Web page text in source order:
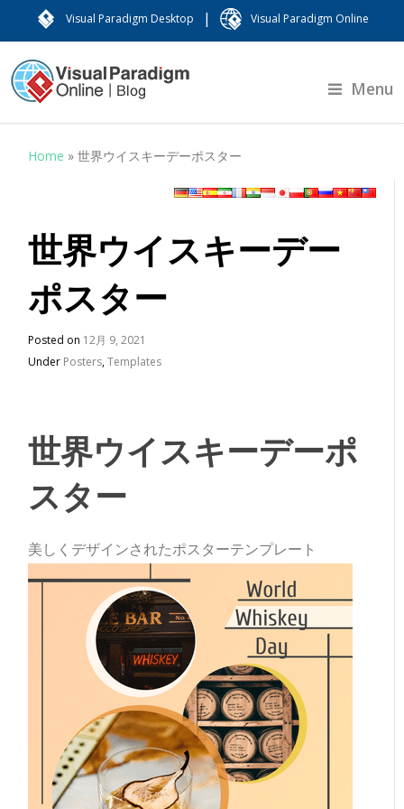
Visual Paradigm Desktop | Visual Paradigm Online
Menu
Home »世界ウイスキーデーポスター
世界ウイスキーデー
ポスター
Posted on 12月 9, 2021
Under Posters,Templates
世界ウイスキーデーポ
スター
美しくデザインされたポスターテンプレート